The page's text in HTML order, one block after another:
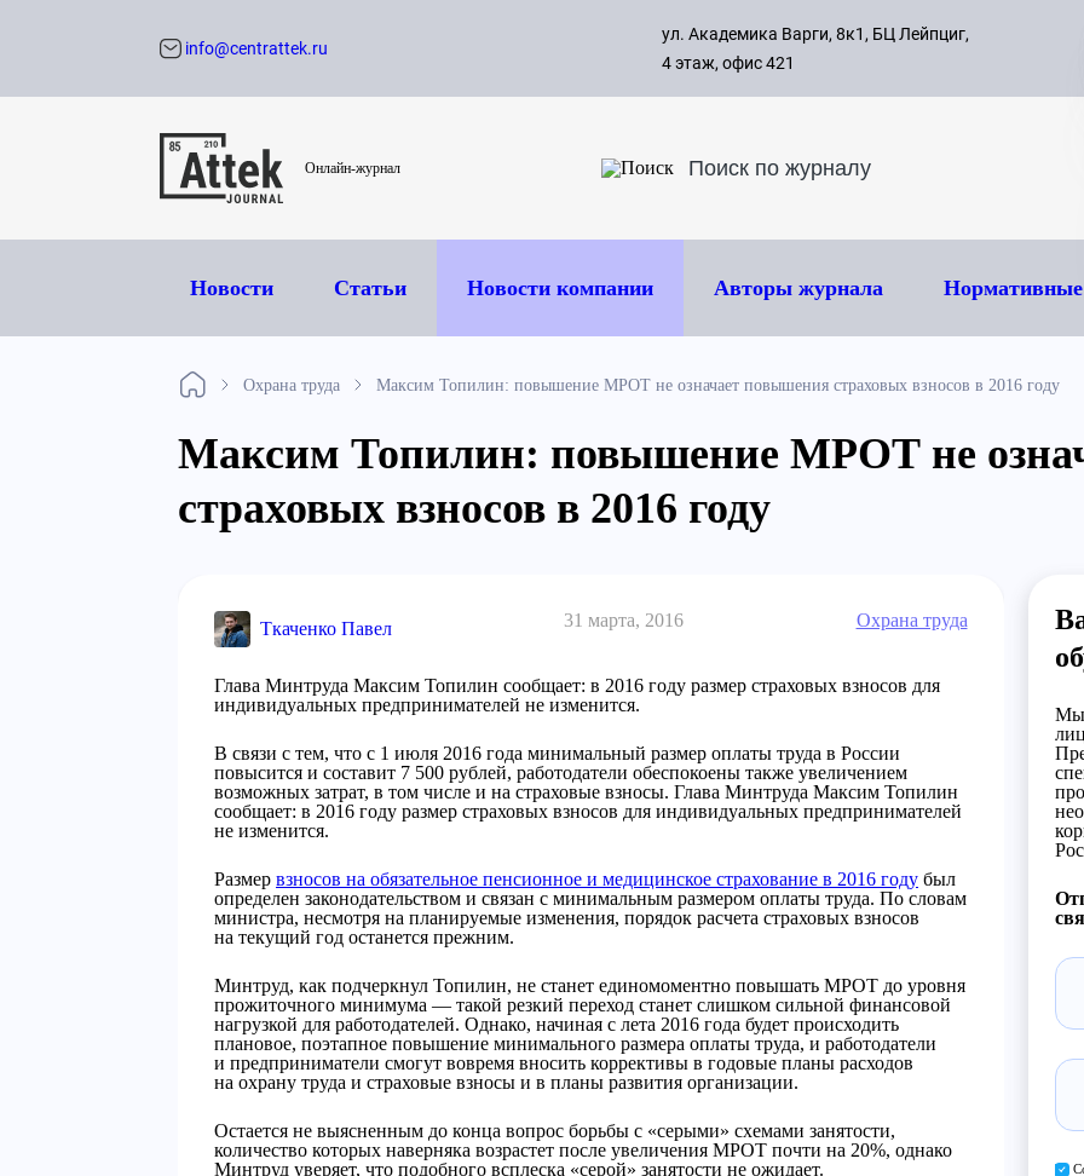
с 09:00
8 495
info@centrattek.ru
ул. Академика Варги, 8к1, БЦ Лейпциг,
4 этаж, офис 421
Онлайн-журнал
Новости Статьи Новости компании Авторы журнала
Охрана труда Максим Топилин: повышение МРОТ не означает повышения страховых взносов в 2016 году
Максим Топилин: повышение МРОТ не
страховых взносов в 2016 году
Ткаченко Павел 31 марта, 2016 Охрана труда
Глава Минтруда Максим Топилин сообщает: в 2016 году размер страховых взносов для
индивидуальных предпринимателей не изменится.
В связи с тем, что с 1 июля 2016 года минимальный размер оплаты труда в России
повысится и составит 7 500 рублей, работодатели обеспокоены также увеличением
возможных затрат, в том числе и на страховые взносы. Глава Минтруда Максим Топилин
сообщает: в 2016 году размер страховых взносов для индивидуальных предпринимателей
не изменится.
Размер взносов на обязательное пенсионное и медицинское страхование в 2016 году был
определен законодательством и связан с минимальным размером оплаты труда. По словам
министра, несмотря на планируемые изменения, порядок расчета страховых взносов
на текущий год останется прежним.
Минтруд, как подчеркнул Топилин, не станет единомоментно повышать МРОТ до уровня
прожиточного минимума — такой резкий переход станет слишком сильной финансовой
нагрузкой для работодателей. Однако, начиная с лета 2016 года будет происходить
плановое, поэтапное повышение минимального размера оплаты труда, и работодатели
и предприниматели смогут вовремя вносить коррективы в годовые планы расходов
на охрану труда и страховые взносы и в планы развития организации.
Остается не выясненным до конца вопрос борьбы с «серыми» схемами занятости,
количество которых наверняка возрастет после увеличения МРОТ почти на 20%, однако
Минтруд уверяет, что подобного всплеска «серой» занятости не ожидает.
Мы